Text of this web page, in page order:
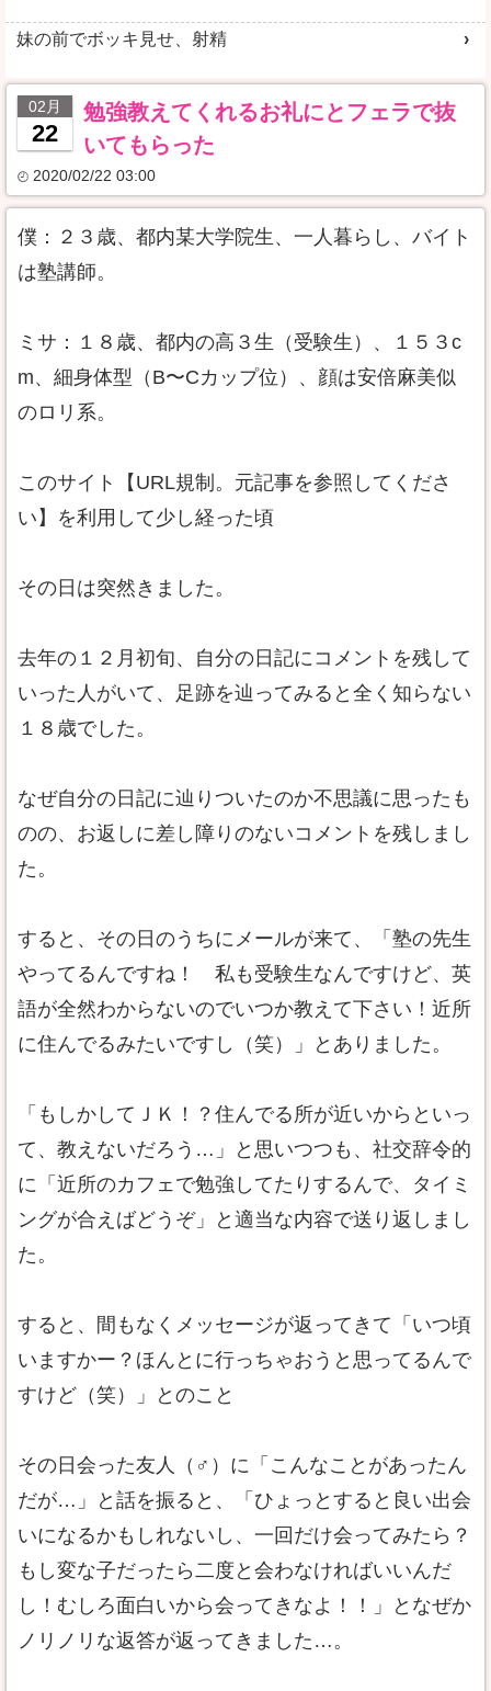
妹の前でボッキ見せ、射精
02月
22
勉強教えてくれるお礼にとフェラで抜
いてもらった
2020/02/22 03:00
僕：２３歳、都内某大学院生、一人暮らし、バイト
は塾講師。
ミサ：１８歳、都内の高３生（受験生）、１５３c
m、細身体型（B〜Cカップ位）、顔は安倍麻美似
のロリ系。
このサイト【URL規制。元記事を参照してくださ
い】を利用して少し経った頃
その日は突然きました。
去年の１２月初旬、自分の日記にコメントを残して
いった人がいて、足跡を辿ってみると全く知らない
１８歳でした。
なぜ自分の日記に辿りついたのか不思議に思ったも
のの、お返しに差し障りのないコメントを残しまし
た。
すると、その日のうちにメールが来て、「塾の先生
やってるんですね！ 私も受験生なんですけど、英
語が全然わからないのでいつか教えて下さい！近所
に住んでるみたいですし（笑）」とありました。
「もしかしてＪＫ！？住んでる所が近いからといっ
て、教えないだろう…」と思いつつも、社交辞令的
に「近所のカフェで勉強してたりするんで、タイミ
ングが合えばどうぞ」と適当な内容で送り返しまし
た。
すると、間もなくメッセージが返ってきて「いつ頃
いますかー？ほんとに行っちゃおうと思ってるんで
すけど（笑）」とのこと
その日会った友人（♂）に「こんなことがあったん
だが…」と話を振ると、「ひょっとすると良い出会
いになるかもしれないし、一回だけ会ってみたら？
もし変な子だったら二度と会わなければいいんだ
し！むしろ面白いから会ってきなよ！！」となぜか
ノリノリな返答が返ってきました…。